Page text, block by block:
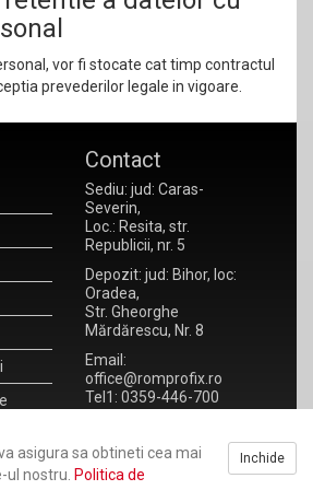
vor fi stocate cat timp contractul
prevederilor legale in vigoare.
Contact
Sediu: jud: Caras-
Severin,
Loc.: Resita, str.
Republicii, nr. 5
Depozit: jud: Bihor, loc:
Oradea,
Str. Gheorghe
Mărdărescu, Nr. 8
Email:
office@romprofix.ro
Tel1: 0359-446-700
RO 20923302
Inchide
asigura sa obtineti cea mai
ul nostru. Politica de